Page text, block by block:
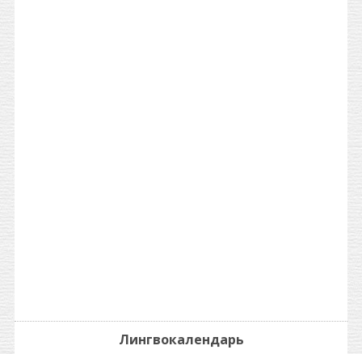
Лингвокалендарь